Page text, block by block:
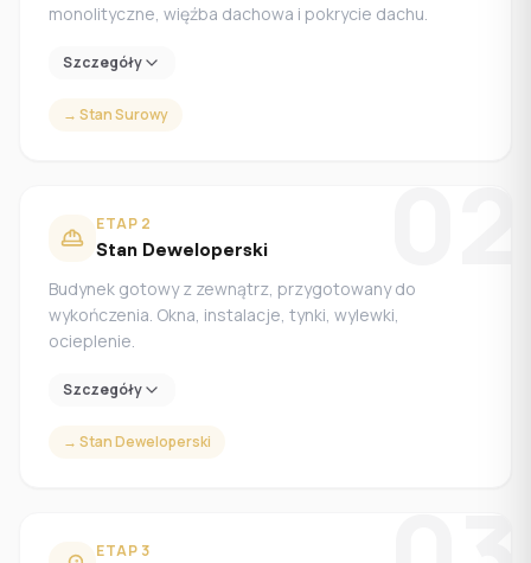
monolityczne, więźba dachowa i pokrycie dachu.
Szczegóły
→ Stan Surowy
ETAP 2
Stan Deweloperski
Budynek gotowy z zewnątrz, przygotowany do
wykończenia. Okna, instalacje, tynki, wylewki,
ocieplenie.
Szczegóły
→ Stan Deweloperski
ETAP 3